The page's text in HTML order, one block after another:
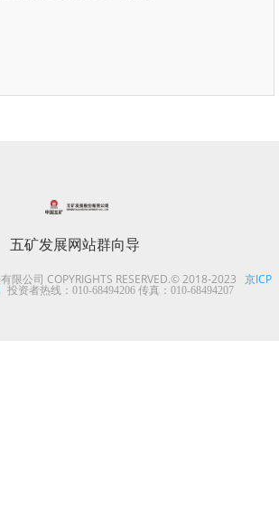
五矿发展网站群向导
限公司 COPYRIGHTS RESERVED.© 2018-2023 京ICP
投资者热线：010-68494206 传真：010-68494207